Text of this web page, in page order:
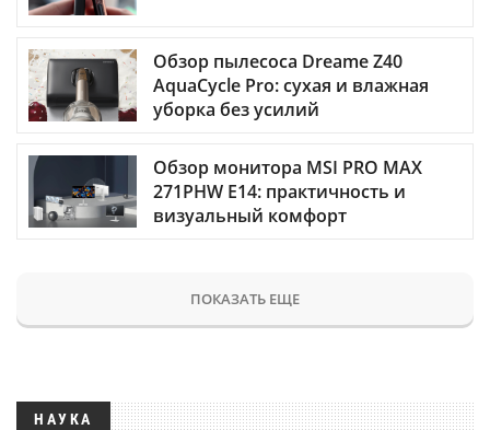
Обзор пылесоса Dreame Z40
AquaCycle Pro: сухая и влажная
уборка без усилий
Обзор монитора MSI PRO MAX
271PHW E14: практичность и
визуальный комфорт
ПОКАЗАТЬ ЕЩЕ
НАУКА